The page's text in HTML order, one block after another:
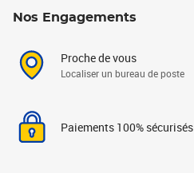
Nos Engagements
Proche de vous
Localiser un bureau de poste
Paiements 100% sécurisés